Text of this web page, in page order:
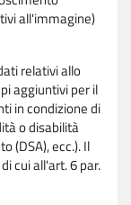
all'immagine)
relativi allo
aggiuntivi per il
in condizione di
o disabilità
(DSA), ecc.). Il
cui all'art. 6 par.